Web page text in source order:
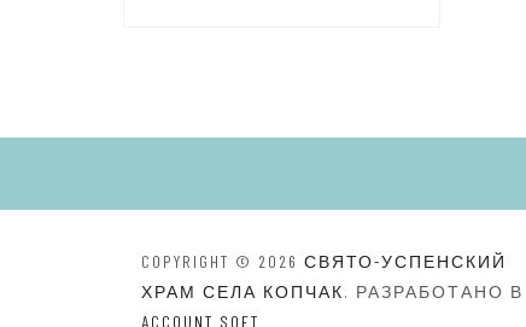
COPYRIGHT © 2026 СВЯТО-УСПЕНСКИЙ
ХРАМ СЕЛА КОПЧАК. РАЗРАБОТАНО В
ACCOUNT SOFT